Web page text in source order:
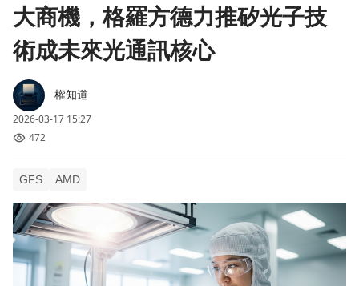
大商機，格羅方德力推矽光子技
術成未來光通訊核心
權知道
2026-03-17 15:27
472
GFS AMD